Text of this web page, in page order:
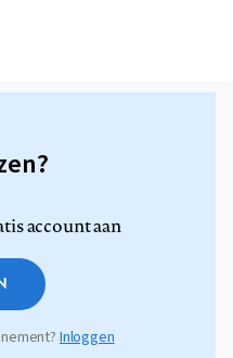
account aan
Inloggen